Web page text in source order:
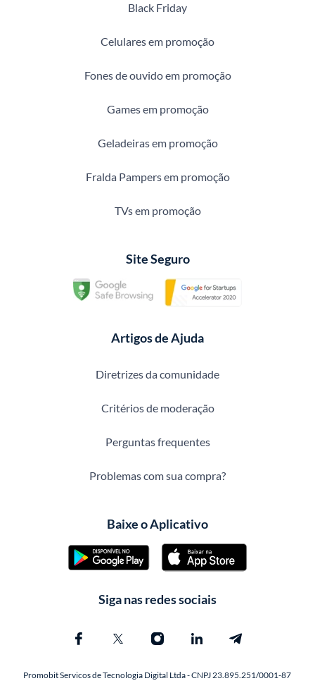
Black Friday
Celulares em promoção
Fones de ouvido em promoção
Games em promoção
Geladeiras em promoção
Fralda Pampers em promoção
TVs em promoção
Site Seguro
Artigos de Ajuda
Diretrizes da comunidade
Critérios de moderação
Perguntas frequentes
Problemas com sua compra?
Baixe o Aplicativo
Siga nas redes sociais
Promobit Servicos de Tecnologia Digital Ltda - CNPJ 23.895.251/0001-87